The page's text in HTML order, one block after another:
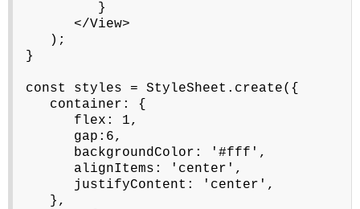
}
</View>
);
}
const styles = StyleSheet.create({
container: {
flex: 1,
gap:6,
backgroundColor: '#fff',
alignItems: 'center',
justifyContent: 'center',
},